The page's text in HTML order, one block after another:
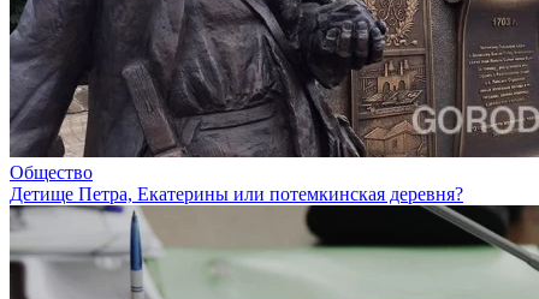
Общество
Детище Петра, Екатерины или потемкинская деревня?